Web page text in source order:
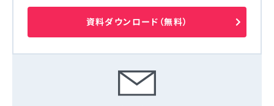
資料ダウンロード（無料）